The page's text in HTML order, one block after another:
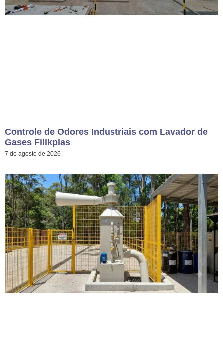
Controle de Odores Industriais com Lavador de
Gases Fillkplas
7 de agosto de 2026